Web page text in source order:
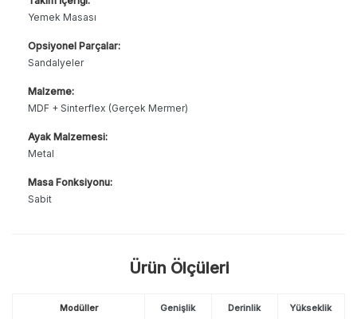
Yemek Masası
Opsiyonel Parçalar:
Sandalyeler
Malzeme:
MDF + Sinterflex (Gerçek Mermer)
Ayak Malzemesi:
Metal
Masa Fonksiyonu:
Sabit
Ürün Ölçüleri
Modüller Genişlik Derinlik Yükseklik